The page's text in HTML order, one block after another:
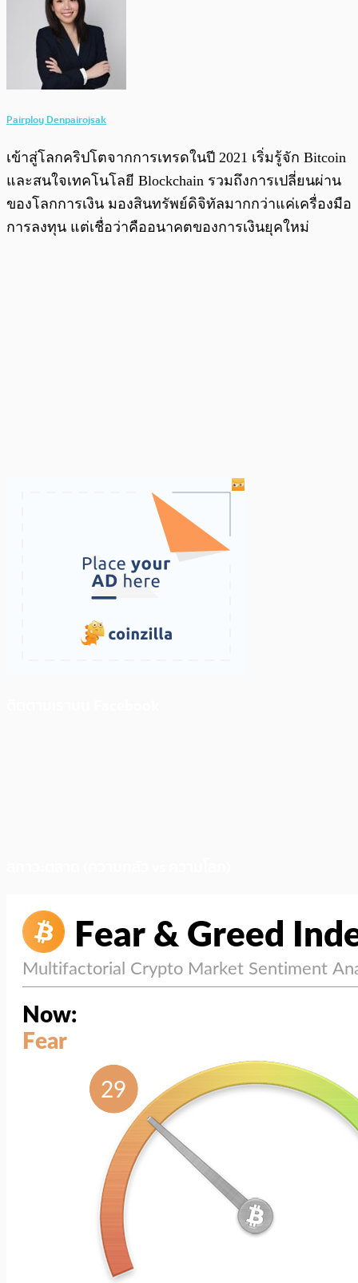
Pairploy Denpairojsak
เข้าสู่โลกคริปโตจากการเทรดในปี 2021 เริ่มรู้จัก Bitcoin
และสนใจเทคโนโลยี Blockchain รวมถึงการเปลี่ยนผ่าน
ของโลกการเงิน มองสินทรัพย์ดิจิทัลมากกว่าแค่เครื่องมือ
การลงทุน แต่เชื่อว่าคืออนาคตของการเงินยุคใหม่